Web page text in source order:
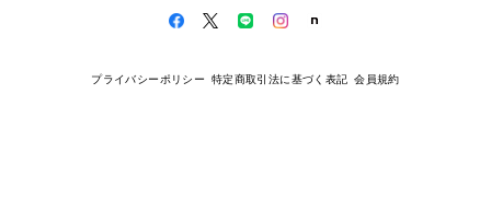
プライバシーポリシー 特定商取引法に基づく表記 会員規約